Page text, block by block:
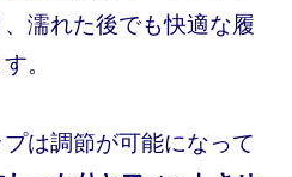
濡れた後でも快適な履
。
は調節が可能になって